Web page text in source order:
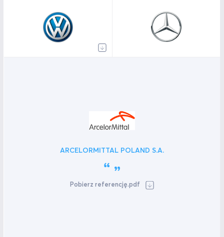
ARCELORMITTAL POLAND S.A.
Pobierz referencję.pdf